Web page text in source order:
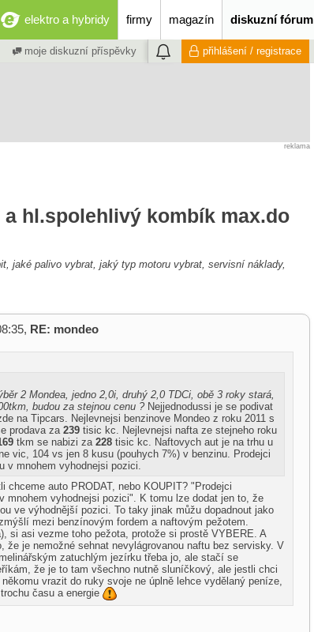
elektro a hybridy firmy magazín diskuzní fórum
moje diskuzní příspěvky přihlášení / registrace
reklama
hl.spolehlivý kombík max.do
jaké palivo vybrat, jaký typ motoru vybrat, servisní náklady,
RE: mondeo
2 Mondea, jedno 2,0i, druhý 2,0 TDCi, obě 3 roky stará,
budou za stejnou cenu ? Nejjednodussi je se podivat
na Tipcars. Nejlevnejsi benzinove Mondeo z roku 2011 s
prodava za 239 tisic kc. Nejlevnejsi nafta ze stejneho roku
tkm se nabizi za 228 tisic kc. Naftovych aut je na trhu u
vic, 104 vs jen 8 kusu (pouhych 7%) v benzinu. Prodejci
v mnohem vyhodnejsi pozici.
chceme auto PRODAT, nebo KOUPIT? "Prodejci
mnohem vyhodnejsi pozici". K tomu lze dodat jen to, že
ve výhodnější pozici. To taky jinak můžu dopadnout jako
mezi benzínovým fordem a naftovým pežotem.
si asi vezme toho pežota, protože si prostě VYBERE. A
že je nemožné sehnat nevylágrovanou naftu bez servisky. V
zatuchlým jezírku třeba jo, ale stačí se
že je to tam všechno nutně sluníčkový, ale jestli chci
vrazit do ruky svoje ne úplně lehce vydělaný peníze,
času a energie